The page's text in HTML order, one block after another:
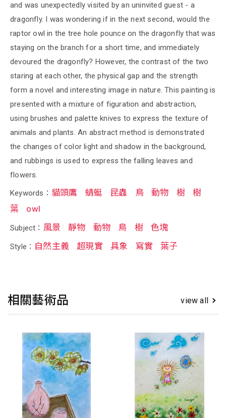
and was unexpectedly visited by an uninvited guest - a
dragonfly. I was wondering if in the next second, would the
raptor owl in the tree hole pounce on the dragonfly that was
staying on the branch for a short time, and immediately
devoured the dragonfly? However, the contrast of the two
staring at each other, the physical gap and the strength
form a novel and interesting image in nature. This painting is
presented with a mixture of figuration and abstraction,
using brushes and palette knives to express the texture of
animals and plants. An abstract method is demonstrated
the changes of color light and shadow in the background,
and rubbings is used to express the falling leaves and
flowers.
Keywords： 貓頭鷹 蜻蜓 昆蟲 鳥 動物 樹
樹
葉
owl
Subject： 風景 靜物 動物 鳥 樹 色塊
Style： 自然主義 超現實 具象 寫實 葉子
相關藝術品 view all